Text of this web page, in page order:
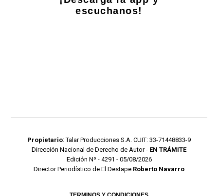
escuchanos!
Propietario: Talar Producciones S.A. CUIT: 33-71448833-9
Dirección Nacional de Derecho de Autor - EN TRÁMITE
Edición Nº - 4291 - 05/08/2026
Director Periodístico de El Destape Roberto Navarro